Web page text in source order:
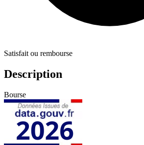
Satisfait ou rembourse
Description
Bourse